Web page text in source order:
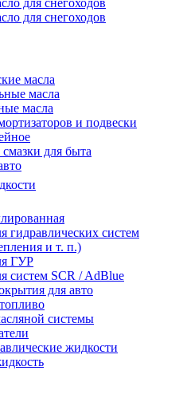
для снегоходов
для снегоходов
масла
масла
масла
и подвески
для быта
гидравлических систем
и т. п.)
ГУР
систем SCR / AdBlue
для авто
системы
жидкости